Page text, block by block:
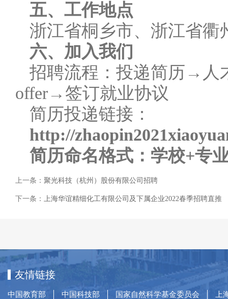
五、工作地点
浙江省桐乡市、浙江省衢
六、加入我们
招聘流程：投递简历→
offer→签订就业协议
简历投递链接：
http://
简历命名格式：学校+专
上一条： 聚光科技（杭州）股份有限公司招聘
下一条： 上海华谊精细化工有限公司及下属企业2022春季招聘直推
友情链接
中国教育部 中国科技部 国家自然科学基金委员会 上